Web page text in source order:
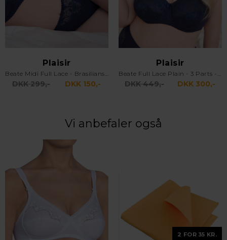
Plaisir
Beate Midi Full Lace - Brasiliansk Blonde - Mørkeblå
DKK 299,- DKK 150,-
Plaisir
Beate Full Lace Plain - 3 Parts - Full Cup - Bøjle Bh - Mørkeblå
DKK 449,- DKK 300,-
Vi anbefaler også
2 FOR 35 KR.